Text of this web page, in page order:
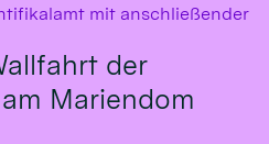
mit anschließender
der
Mariendom